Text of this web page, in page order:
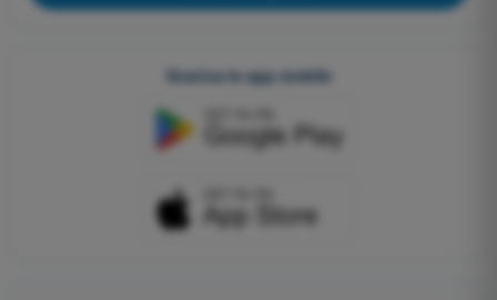
Scarica le app mobile